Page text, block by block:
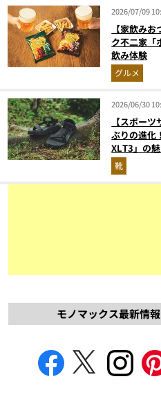
2026/07/09
【家飲み
ク不二家「
飲み体験
グルメ
2026/06/30
【スポー
ぶりの進化
XLT3」の
解説！
靴
モノマックス最新情